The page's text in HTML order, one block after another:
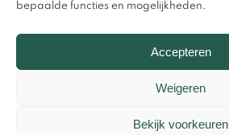
bepaalde functies en mogelijkheden.
Accepteren
Weigeren
Bekijk voorkeuren
0317 – 420848